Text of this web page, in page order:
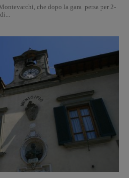
che dopo la gara persa per 2-